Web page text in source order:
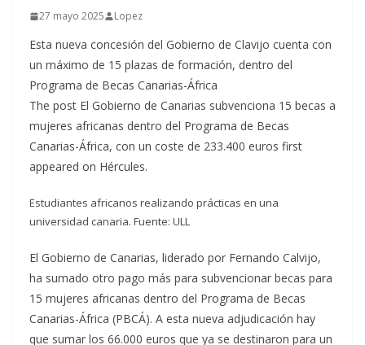
27 mayo 2025 Lopez
Esta nueva concesión del Gobierno de Clavijo cuenta con
un máximo de 15 plazas de formación, dentro del
Programa de Becas Canarias-África
The post El Gobierno de Canarias subvenciona 15 becas a
mujeres africanas dentro del Programa de Becas
Canarias-África, con un coste de 233.400 euros first
appeared on Hércules.
Estudiantes africanos realizando prácticas en una
universidad canaria. Fuente: ULL
El Gobierno de Canarias, liderado por Fernando Calvijo,
ha sumado otro pago más para subvencionar becas para
15 mujeres africanas dentro del Programa de Becas
Canarias-África (PBCÁ). A esta nueva adjudicación hay
que sumar los 66.000 euros que ya se destinaron para un